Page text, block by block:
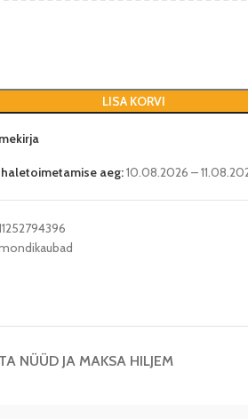
LISA KORVI
aeg:10.08.2026 –
NÜÜD JA MAKSA HILJEM